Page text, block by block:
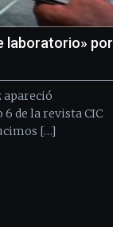
laboratorio» por
apareció
de la revista CIC
[…]